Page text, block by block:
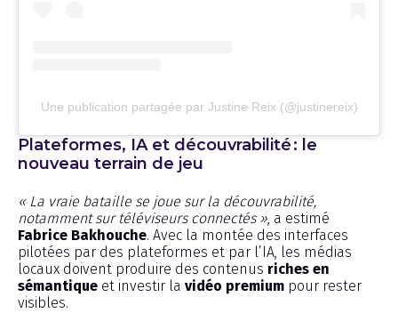
Une publication partagée par Justine Reix (@justinereix)
Plateformes, IA et découvrabilité : le
nouveau terrain de jeu
« La vraie bataille se joue sur la découvrabilité,
notamment sur téléviseurs connectés », a estimé
Fabrice Bakhouche. Avec la montée des interfaces
pilotées par des plateformes et par l’IA, les médias
locaux doivent produire des contenus riches en
sémantique et investir la vidéo premium pour rester
visibles.